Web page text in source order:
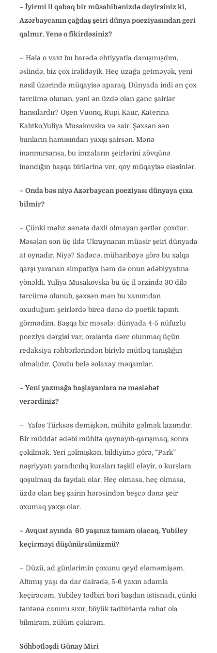
– İyirmi il qabaq bir müsahibənizdə deyirsiniz ki,
Azərbaycanın çağdaş şeiri dünya poeziyasından geri
qalmır. Yenə o fikirdəsiniz?
– Hələ o vaxt bu barədə ehtiyyatla danışmışdım,
əslində, biz çox irəlidəyik. Heç uzağa getməyək, yeni
nəsil üzərində müqayisə aparaq. Dünyada indi ən çox
tərcümə olunan, yəni ən üzdə olan gənc şairlər
hansılardır? Oşen Vuonq, Rupi Kaur, Katerina
Kalıtko,Yuliya Musakovska və sair. Şəxsən sən
bunların hamısından yaxşı şairsən. Mənə
inanmırsansa, bu imzaların şeirlərini zövqünə
inandığın başqa birilərinə ver, qoy müqayisə eləsinlər.
– Onda bəs niyə Azərbaycan poeziyası dünyaya çıxa
bilmir?
– Çünki məhz sənətə dəxli olmayan şərtlər çoxdur.
Məsələn son üç ildə Ukraynanın müasir şeiri dünyada
at oynadır. Niyə? Sadəcə, müharibəyə görə bu xalqa
qarşı yaranan simpatiya həm də onun ədəbiyyatına
yönəldi. Yuliya Musakovska bu üç il ərzində 30 dilə
tərcümə olunub, şəxsən mən bu xanımdan
oxuduğum şeirlərdə bircə dənə də poetik tapıntı
görmədim. Başqa bir məsələ: dünyada 4-5 nüfuzlu
poeziya dərgisi var, oralarda dərc olunmaq üçün
redaksiya rəhbərlərindən biriylə mütləq tanışlığın
olmalıdır. Çoxdu belə solaxay məqamlar.
– Yeni yazmağa başlayanlara nə məsləhət
verərdiniz?
– Yafəs Türksəs demişkən, mühitə gəlmək lazımdır.
Bir müddət ədəbi mühitə qaynayıb-qarışmaq, sonra
çəkilmək. Yeri gəlmişkən, bildiyimə görə, “Park”
nəşriyyatı yaradıcılıq kursları təşkil eləyir, o kurslara
qoşulmaq da faydalı olar. Heç olmasa, heç olmasa,
üzdə olan beş şairin hərəsindən beşcə dənə şeir
oxumaq yaxşı olar.
– Avqust ayında 60 yaşınız tamam olacaq. Yubiley
keçirməyi düşünürsünüzmü?
– Düzü, ad günlərimin çoxunu qeyd eləməmişəm.
Altımış yaşı da dar dairədə, 5-6 yaxın adamla
keçirəcəm. Yubiley tədbiri bəri başdan istisnadı, çünki
təntənə canımı sıxır, böyük tədbirlərdə rahat ola
bilmirəm, zülüm çəkirəm.
Söhbətləşdi Günay Miri